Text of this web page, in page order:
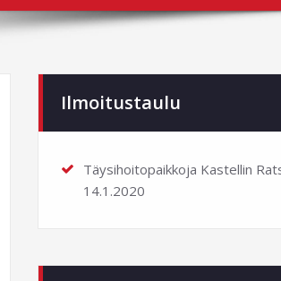
Ilmoitustaulu
Täysihoitopaikkoja Kastellin
14.1.2020